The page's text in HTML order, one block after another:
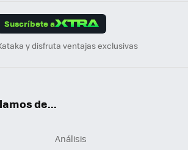
Suscríbete a
y disfruta ventajas exclusivas
de...
Análisis